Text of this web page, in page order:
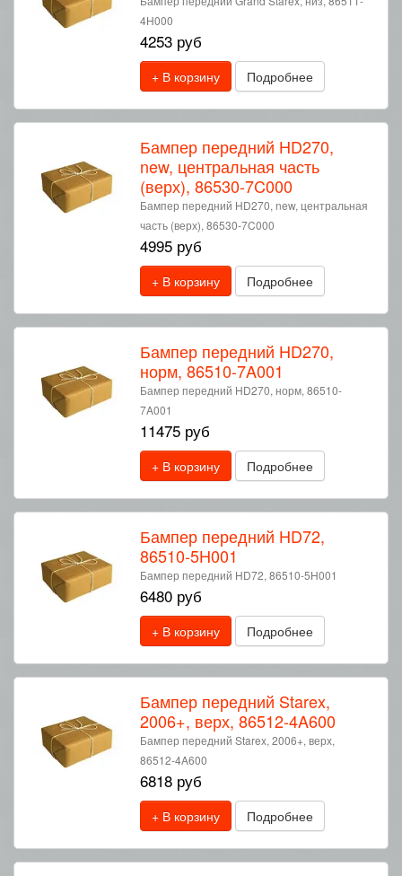
4H000
4253 руб
+ В корзину Подробнее
Бампер передний HD270,
new, центральная часть
(верх), 86530-7C000
Бампер передний HD270, new, центральная
часть (верх), 86530-7C000
4995 руб
+ В корзину Подробнее
Бампер передний HD270,
норм, 86510-7A001
Бампер передний HD270, норм, 86510-
7A001
11475 руб
+ В корзину Подробнее
Бампер передний HD72,
86510-5H001
Бампер передний HD72, 86510-5H001
6480 руб
+ В корзину Подробнее
Бампер передний Starex,
2006+, верх, 86512-4A600
Бампер передний Starex, 2006+, верх,
86512-4A600
6818 руб
+ В корзину Подробнее